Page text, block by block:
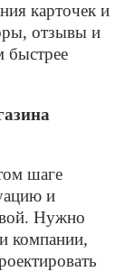
карточек и
отзывы и
быстрее
шаге
и
Нужно
компании,